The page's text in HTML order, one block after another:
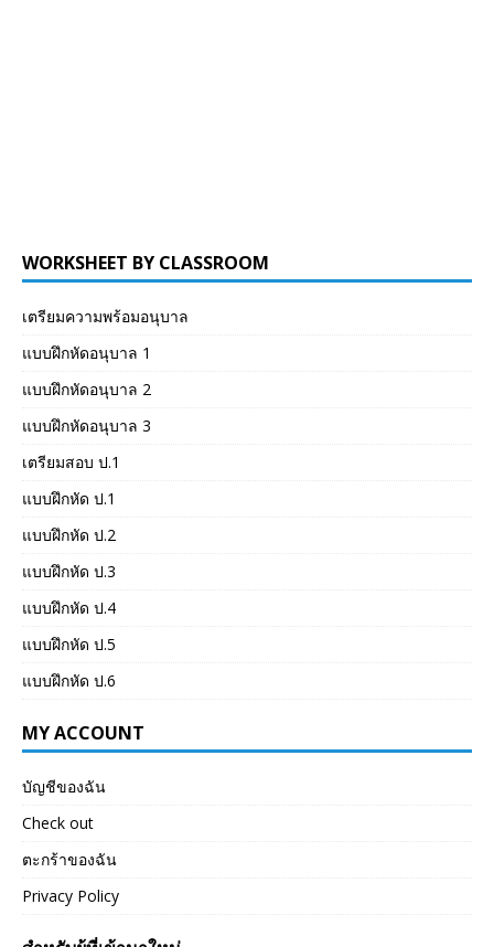
WORKSHEET BY CLASSROOM
เตรียมความพร้อมอนุบาล
แบบฝึกหัดอนุบาล 1
แบบฝึกหัดอนุบาล 2
แบบฝึกหัดอนุบาล 3
เตรียมสอบ ป.1
แบบฝึกหัด ป.1
แบบฝึกหัด ป.2
แบบฝึกหัด ป.3
แบบฝึกหัด ป.4
แบบฝึกหัด ป.5
แบบฝึกหัด ป.6
MY ACCOUNT
บัญชีของฉัน
Check out
ตะกร้าของฉัน
Privacy Policy